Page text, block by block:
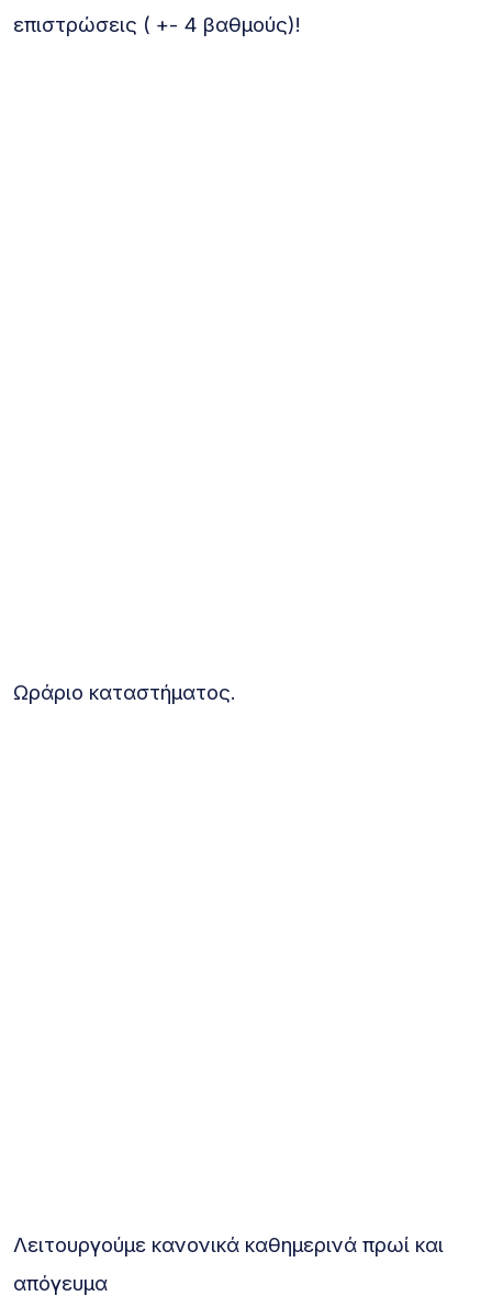
επιστρώσεις ( +- 4 βαθμούς)!
Ωράριο καταστήματος.
Λειτουργούμε κανονικά καθημερινά πρωί και
απόγευμα